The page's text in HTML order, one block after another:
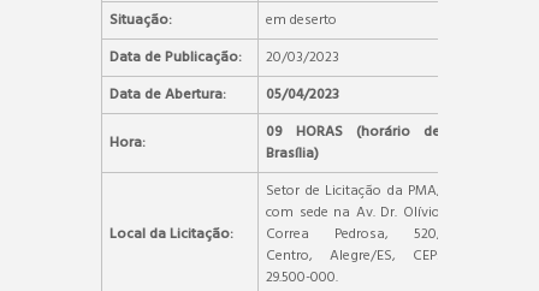
Situação:
em deserto
Data de Publicação:
20/03/2023
Data de Abertura:
05/04/2023
Hora:
09 HORAS (horário de
Brasília)
Local da Licitação:
Setor de Licitação da PMA,
com sede na Av. Dr. Olívio
Correa Pedrosa, 520,
Centro, Alegre/ES, CEP:
29.500-000.